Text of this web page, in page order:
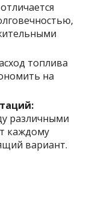
топлива
на
различными
каждому
вариант.